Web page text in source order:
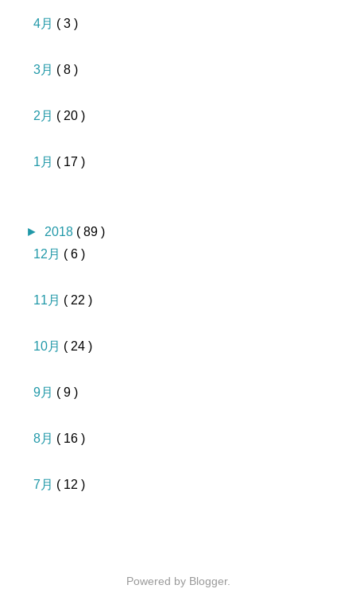
4月 ( 3 )
3月 ( 8 )
2月 ( 20 )
1月 ( 17 )
► 2018 ( 89 )
12月 ( 6 )
11月 ( 22 )
10月 ( 24 )
9月 ( 9 )
8月 ( 16 )
7月 ( 12 )
Powered by Blogger.